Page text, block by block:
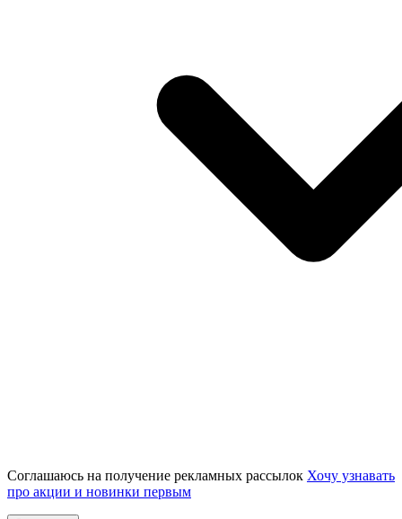
Соглашаюсь на получение рекламных рассылок Хочу узнавать
про акции и новинки первым